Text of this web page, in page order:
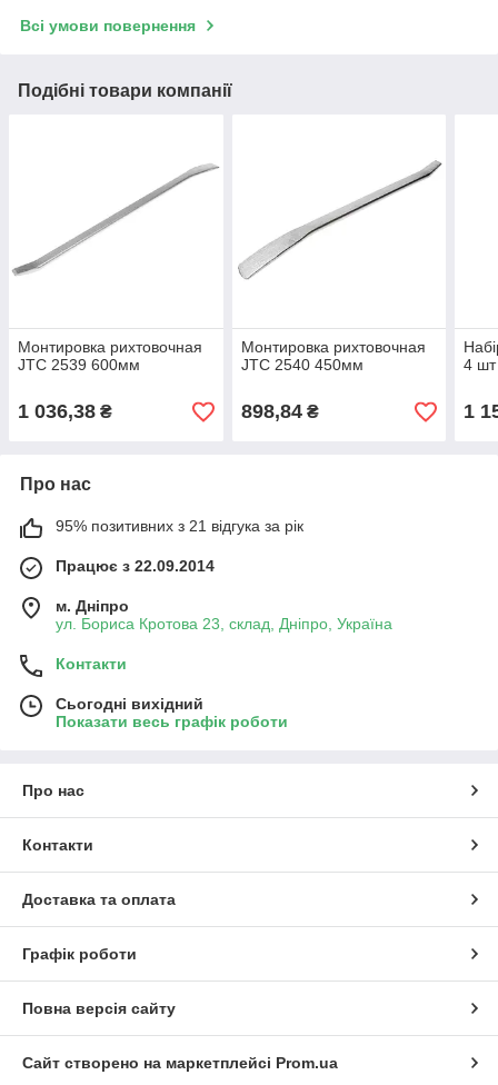
Всі умови повернення
Подібні товари компанії
Монтировка рихтовочная
JTC 2539 600мм
1 036,38 ₴
Монтировка рихтовочная
JTC 2540 450мм
898,84₴
4 шт
1
Про нас
95% позитивних з 21 відгука за рік
Працює з 22.09.2014
м. Дніпро
ул. Бориса Кротова 23, склад, Дніпро, Україна
Контакти
Сьогодні вихідний
Показати весь графік роботи
Про нас
Контакти
Доставка та оплата
Графік роботи
Повна версія сайту
Сайт створено на маркетплейсі Prom.ua